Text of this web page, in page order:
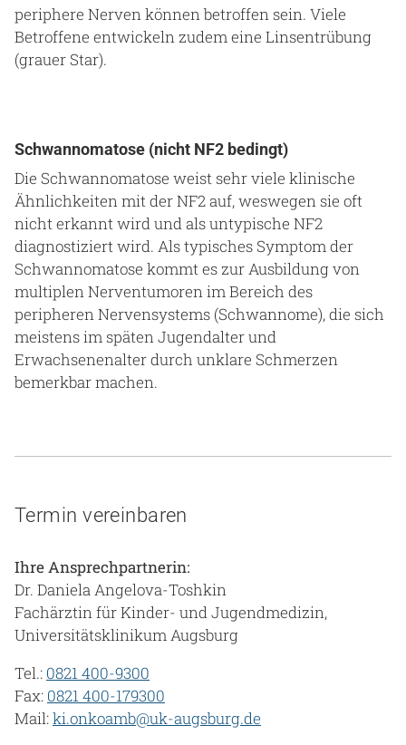
periphere Nerven können betroffen sein. Viele
Betroffene entwickeln zudem eine Linsentrübung
(grauer Star).
Schwannomatose (nicht NF2 bedingt)
Die Schwannomatose weist sehr viele klinische
Ähnlichkeiten mit der NF2 auf, weswegen sie oft
nicht erkannt wird und als untypische NF2
diagnostiziert wird. Als typisches Symptom der
Schwannomatose kommt es zur Ausbildung von
multiplen Nerventumoren im Bereich des
peripheren Nervensystems (Schwannome), die sich
meistens im späten Jugendalter und
Erwachsenenalter durch unklare Schmerzen
bemerkbar machen.
Termin vereinbaren
Ihre Ansprechpartnerin:
Dr. Daniela Angelova-Toshkin
Fachärztin für Kinder- und Jugendmedizin,
Universitätsklinikum Augsburg
Tel.: 0821 400-9300
Fax: 0821 400-179300
Mail:ki.onkoamb@uk-augsburg.de